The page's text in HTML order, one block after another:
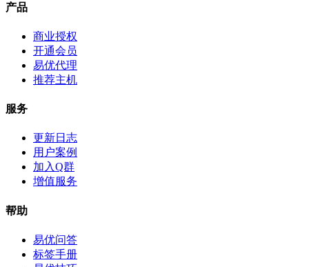
产品
商业授权
开通会员
易优代理
推荐主机
服务
更新日志
用户案例
加入Q群
增值服务
帮助
易优问答
标签手册